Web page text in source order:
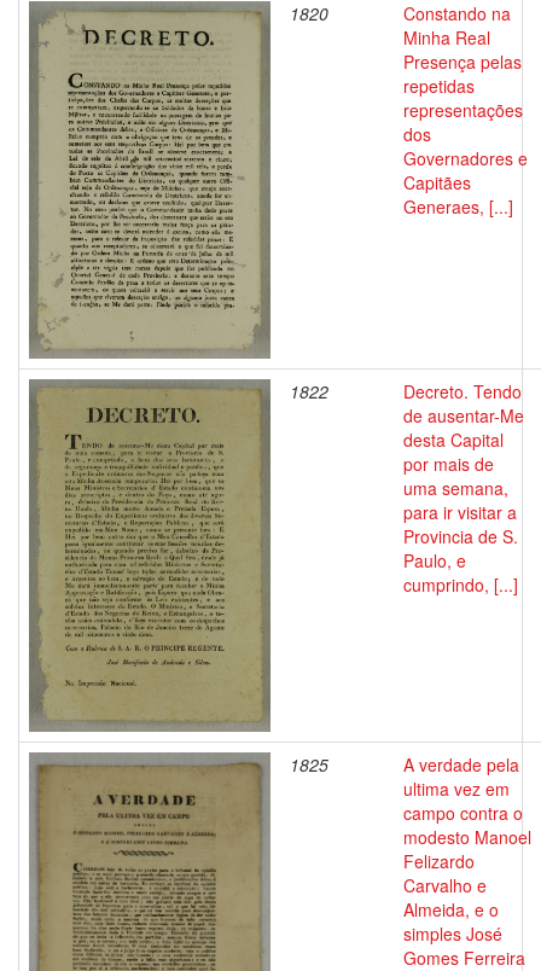
1820
Constando na
Minha Real
Presença pelas
repetidas
representações
dos
Governadores e
Capitães
Generaes, [...]
1822
Decreto. Tendo
de ausentar-Me
desta Capital
por mais de
uma semana,
para ir visitar a
Provincia de S.
Paulo, e
cumprindo, [...]
1825
A verdade pela
ultima vez em
campo contra o
modesto Manoel
Felizardo
Carvalho e
Almeida, e o
simples José
Gomes Ferreira